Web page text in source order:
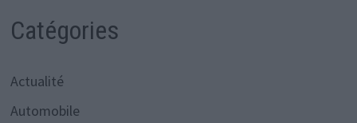
Catégories
Actualité
Automobile